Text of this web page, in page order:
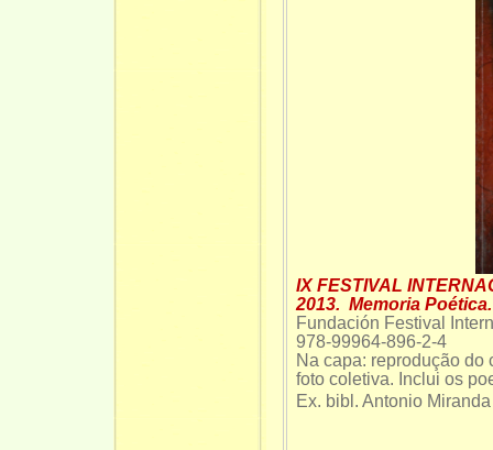
IX FESTIVAL
2013. Memoria
Fundación Festival
978-99964-896-2-4
Na capa: reprodução
foto coletiva. Inclui os
Ex. bibl. Antonio Miranda